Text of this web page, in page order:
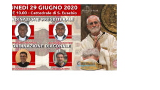
naturale per la
Crisi idrica: il
alcune limitazioni
Incendio sul Monte